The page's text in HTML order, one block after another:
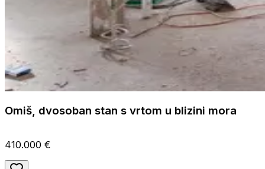
Omiš, dvosoban stan s vrtom u blizini mora
410.000 €